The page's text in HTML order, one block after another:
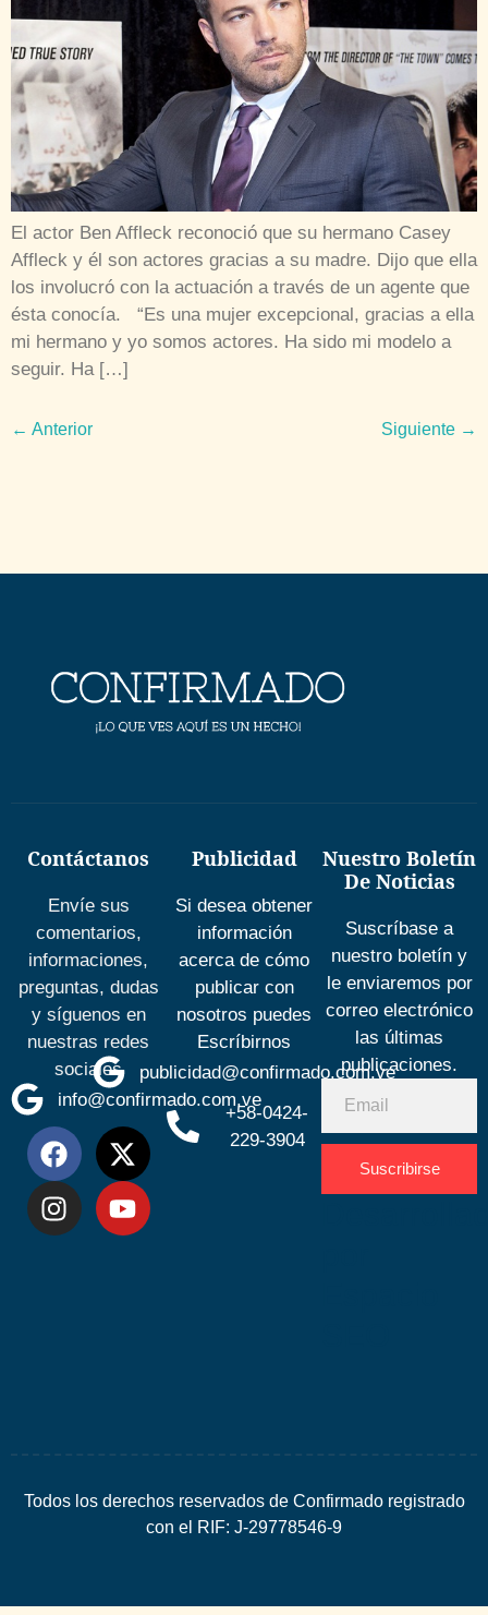
El actor Ben Affleck reconoció que su hermano Casey
Affleck y él son actores gracias a su madre. Dijo que ella
los involucró con la actuación a través de un agente que
ésta conocía. “Es una mujer excepcional, gracias a ella
mi hermano y yo somos actores. Ha sido mi modelo a
seguir. Ha […]
← Anterior Siguiente →
Contáctanos
Envíe sus
comentarios,
informaciones,
preguntas, dudas
y síguenos en
nuestras redes
sociales
info@confirmado.com.ve
Publicidad
Si desea obtener
información
acerca de cómo
publicar con
nosotros puedes
Escríbirnos
publicidad@confirmado.com.ve
+58-0424-
229-3904
Nuestro Boletín
De Noticias
Suscríbase a
nuestro boletín y
le enviaremos por
correo electrónico
las últimas
publicaciones.
Suscribirse
Todos los derechos reservados de Confirmado registrado
con el RIF: J-29778546-9